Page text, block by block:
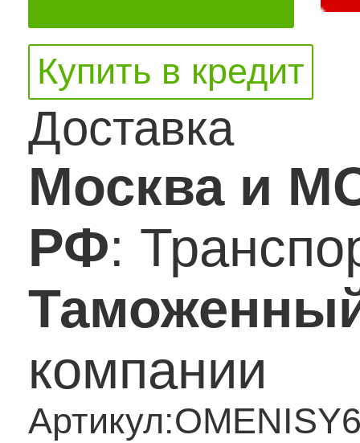
Купить в кредит
Доставка
Москва и
РФ:
компании
Артикул: